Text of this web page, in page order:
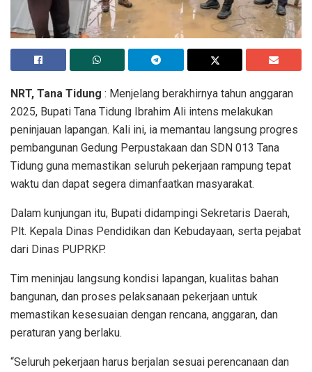
NRT, Tana Tidung : Menjelang berakhirnya tahun anggaran
2025, Bupati Tana Tidung Ibrahim Ali intens melakukan
peninjauan lapangan. Kali ini, ia memantau langsung progres
pembangunan Gedung Perpustakaan dan SDN 013 Tana
Tidung guna memastikan seluruh pekerjaan rampung tepat
waktu dan dapat segera dimanfaatkan masyarakat.
Dalam kunjungan itu, Bupati didampingi Sekretaris Daerah,
Plt. Kepala Dinas Pendidikan dan Kebudayaan, serta pejabat
dari Dinas PUPRKP.
Tim meninjau langsung kondisi lapangan, kualitas bahan
bangunan, dan proses pelaksanaan pekerjaan untuk
memastikan kesesuaian dengan rencana, anggaran, dan
peraturan yang berlaku.
“Seluruh pekerjaan harus berjalan sesuai perencanaan dan